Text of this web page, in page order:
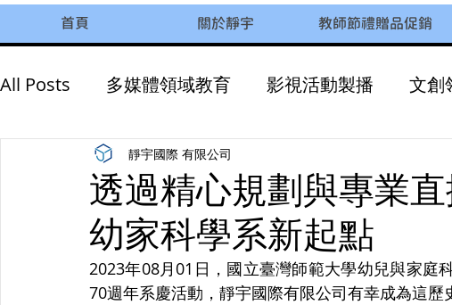
首頁 關於靜宇 教師節禮贈品促銷
All Posts 多媒體領域教育 影視活動製播 文創
AI智慧教育 永續發展
透過精心規劃與專業
幼家科學系新起點
靜宇國際 有限公司
2023年08月01日，國立臺灣師範大學幼兒與家庭
70週年系慶活動，靜宇國際有限公司有幸成為這